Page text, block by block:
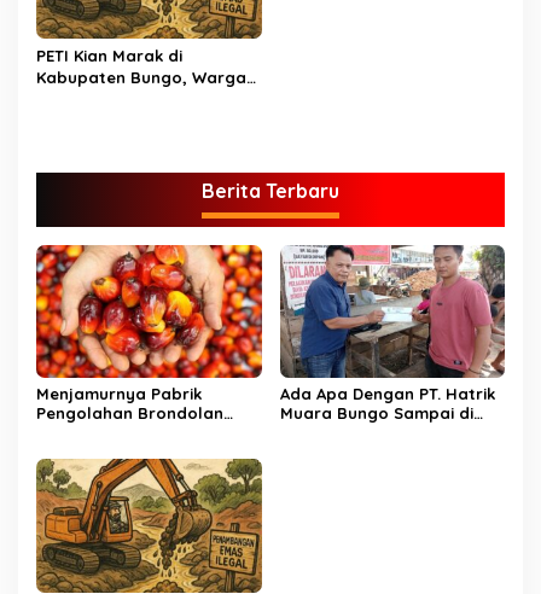
PETI Kian Marak di
Kabupaten Bungo, Warga
Berita Terbaru
Menjamurnya Pabrik
Pengolahan Brondolan
Pencurian di Perkebunan
Perusahaan Maupun
Perorangan
Ada Apa Dengan PT. Hatrik
Muara Bungo Sampai di